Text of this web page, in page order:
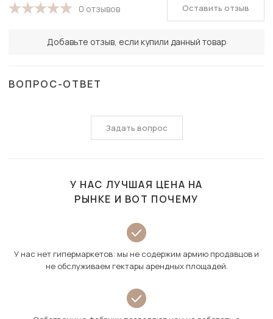
0 отзывов
Добавьте отзыв, если купили данный товар
Оставить отзыв
ВОПРОС-ОТВЕТ
Задать вопрос
У НАС ЛУЧШАЯ ЦЕНА НА
РЫНКЕ И ВОТ ПОЧЕМУ
У нас нет гипермаркетов: мы не содержим армию продавцов и
не обслуживаем гектары арендных площадей.